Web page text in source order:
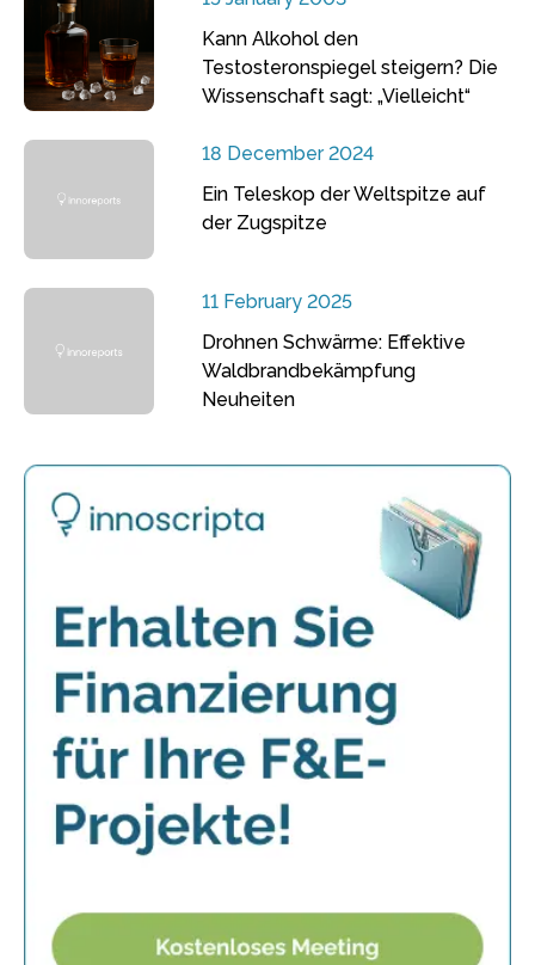
Kann Alkohol den
Testosteronspiegel steigern? Die
Wissenschaft sagt: „Vielleicht“
18 December 2024
Ein Teleskop der Weltspitze auf
der Zugspitze
11 February 2025
Drohnen Schwärme: Effektive
Waldbrandbekämpfung
Neuheiten